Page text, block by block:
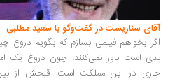
آقای سناریست در گفت‌وگو با سعید مطلبی
اگر بخواهم فیلمی بسازم که بگویم دروغ
بدی است باور نمی‌کنند، چون دروغ یک
جاری در این مملکت است. قبحش از